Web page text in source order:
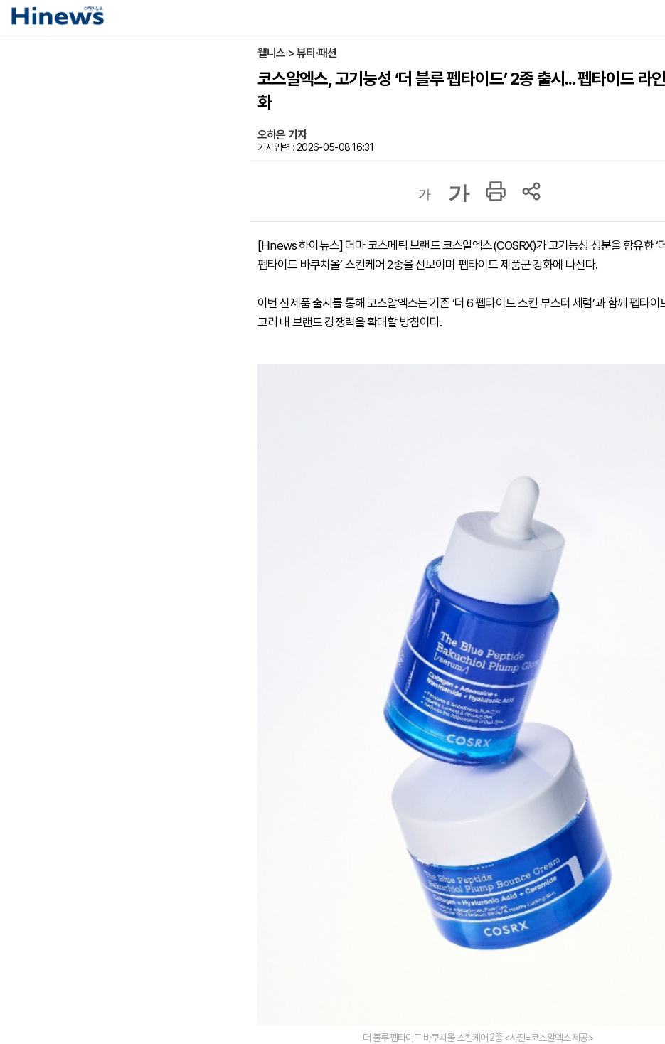
웰니스 > 뷰티·패션
코스알엑스, 고기능성 ‘더 블루 펩타이드’ 2종 출시... 펩타이드 라
화
오하은 기자
기사입력 : 2026-05-08 16:31
가 가
[Hinews 하이뉴스] 더마 코스메틱 브랜드 코스알엑스(COSRX)가 고기능성 성분을 함유한 ‘
펩타이드 바쿠치올’ 스킨케어 2종을 선보이며 펩타이드 제품군 강화에 나선다.
이번 신제품 출시를 통해 코스알엑스는 기존 ‘더 6 펩타이드 스킨 부스터 세럼’과 함께 펩타이
고리 내 브랜드 경쟁력을 확대할 방침이다.
더 블루 펩타이드 바쿠치올 스킨케어 2종 <사진=코스알엑스 제공>